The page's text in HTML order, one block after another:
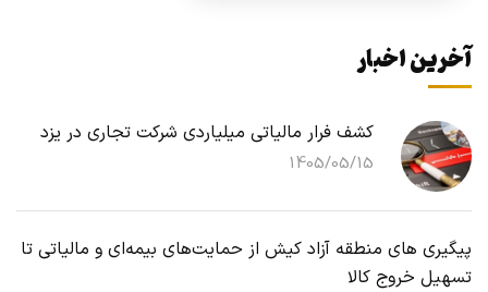
آخرین اخبار
کشف فرار مالیاتی میلیاردی شرکت تجاری در یزد
1405/05/15
پیگیری های منطقه آزاد کیش از حمایت‌های بیمه‌ای و مالیاتی تا
تسهیل خروج کالا